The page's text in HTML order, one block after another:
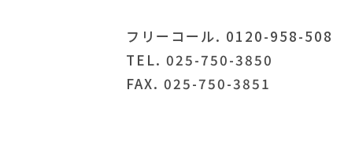
フリーコール. 0120-958-508
TEL. 025-750-3850
FAX. 025-750-3851